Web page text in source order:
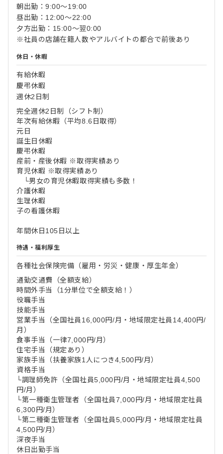
朝出勤：9:00～19:00
昼出勤：12:00～22:00
夕方出勤：15:00～翌0:00
※社員の店舗在籍人数やアルバイトの都合で前後あり
休日・休暇
有給休暇
慶弔休暇
週休2日制
完全週休2日制（シフト制）
年次有給休暇（平均8.6日取得）
元日
誕生日休暇
慶弔休暇
産前・産後休暇 ※取得実績あり
育児休暇 ※取得実績あり
└男女の育児休暇取得実績も多数！
介護休暇
生理休暇
子の看護休暇
年間休日105日以上
待遇・福利厚生
各種社会保険完備（雇用・労災・健康・厚生年金）
通勤交通費（全額支給）
時間外手当（1分単位で全額支給！）
役職手当
技能手当
営業手当（全国社員16,000円/月・地域限定社員14,400円/
月）
食事手当（一律7,000円/月）
住宅手当（規定あり）
家族手当（扶養家族1人につき4,500円/月）
資格手当
└調理師免許（全国社員5,000円/月・地域限定社員4,500
円/月）
└第一種衛生管理者（全国社員7,000円/月・地域限定社員
6,300円/月）
└第二種衛生管理者（全国社員5,000円/月・地域限定社員
4,500円/月）
深夜手当
休日出勤手当